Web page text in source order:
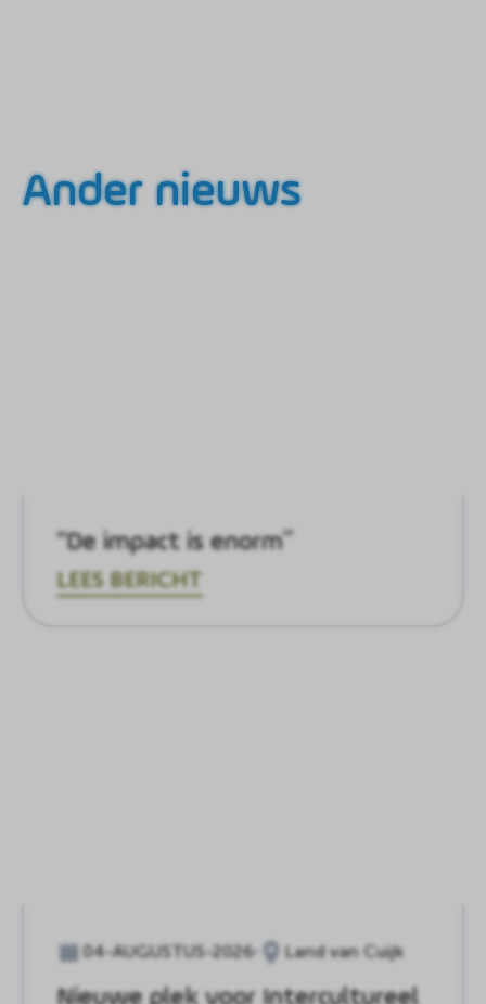
Ander nieuws
“De impact is enorm”
LEES BERICHT
04-AUGUSTUS-2026 Land van Cuijk
Nieuwe plek voor Intercultureel